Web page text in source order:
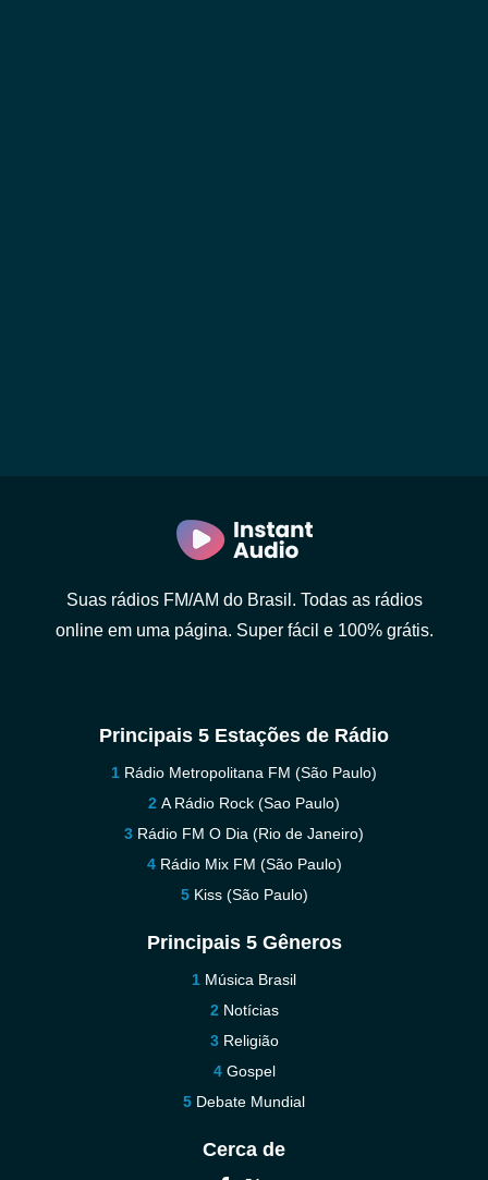
Suas rádios FM/AM do Brasil. Todas as rádios
online em uma página. Super fácil e 100% grátis.
Principais 5 Estações de Rádio
Rádio Metropolitana FM (São Paulo)
A Rádio Rock (Sao Paulo)
Rádio FM O Dia (Rio de Janeiro)
Rádio Mix FM (São Paulo)
Kiss (São Paulo)
Principais 5 Gêneros
Música Brasil
Notícias
Religião
Gospel
Debate Mundial
Cerca de